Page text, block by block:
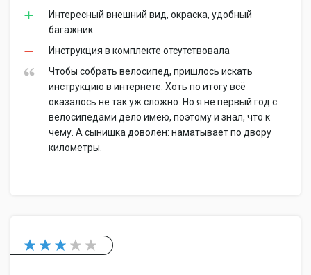
Интересный внешний вид, окраска, удобный
багажник
Инструкция в комплекте отсутствовала
Чтобы собрать велосипед, пришлось искать
инструкцию в интернете. Хоть по итогу всё
оказалось не так уж сложно. Но я не первый год с
велосипедами дело имею, поэтому и знал, что к
чему. А сынишка доволен: наматывает по двору
километры.